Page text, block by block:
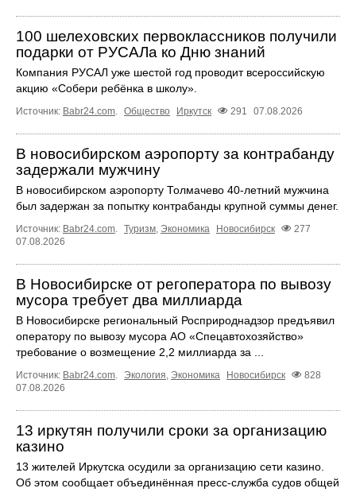
100 шелеховских первоклассников получили
подарки от РУСАЛа ко Дню знаний
Компания РУСАЛ уже шестой год проводит всероссийскую
акцию «Собери ребёнка в школу».
Источник: Babr24.com. Общество Иркутск 291 07.08.2026
В новосибирском аэропорту за контрабанду
задержали мужчину
В новосибирском аэропорту Толмачево 40-летний мужчина
был задержан за попытку контрабанды крупной суммы денег.
Источник: Babr24.com. Туризм, Экономика Новосибирск
277
07.08.2026
В Новосибирске от регоператора по вывозу
мусора требует два миллиарда
В Новосибирске региональный Росприроднадзор предъявил
оператору по вывозу мусора АО «Спецавтохозяйство»
требование о возмещение 2,2 миллиарда за ...
Источник: Babr24.com. Экология, Экономика Новосибирск
828
07.08.2026
13 иркутян получили сроки за организацию
казино
13 жителей Иркутска осудили за организацию сети казино.
Об этом сообщает объединённая пресс‑служба судов общей